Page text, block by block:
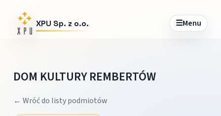
XPU Sp. z o.o. ☰Menu
DOM KULTURY REMBERTÓW
← Wróć do listy podmiotów